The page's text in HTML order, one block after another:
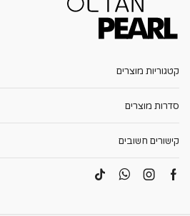
קטגוריות מוצרים
סדרות מוצרים
קישורים חשובים